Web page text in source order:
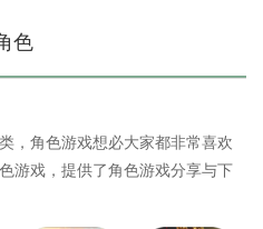
色
，角色游戏想必大家都非常喜欢
游戏，提供了角色游戏分享与下